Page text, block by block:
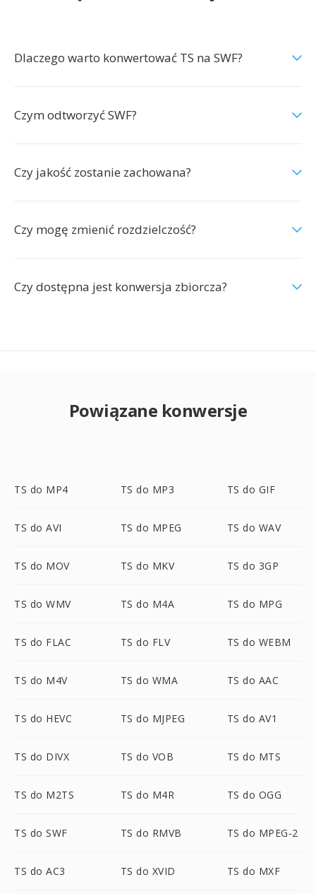
Dlaczego warto konwertować TS na SWF?
Czym odtworzyć SWF?
Czy jakość zostanie zachowana?
Czy mogę zmienić rozdzielczość?
Czy dostępna jest konwersja zbiorcza?
Powiązane konwersje
TS do MP4 TS do MP3 TS do GIF
TS do AVI TS do MPEG TS do WAV
TS do MOV TS do MKV TS do 3GP
TS do WMV TS do M4A TS do MPG
TS do FLAC TS do FLV TS do WEBM
TS do M4V TS do WMA TS do AAC
TS do HEVC TS do MJPEG TS do AV1
TS do DIVX TS do VOB TS do MTS
TS do M2TS TS do M4R TS do OGG
TS do SWF TS do RMVB TS do MPEG-2
TS do AC3 TS do XVID TS do MXF